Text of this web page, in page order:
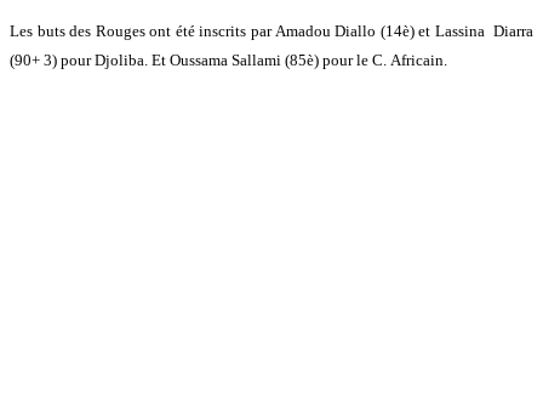
Les buts des Rougesont été inscrits par Amadou Diallo (14è) et Lassina Diarra
(90+ 3) pour Djoliba. Et Oussama Sallami (85è) pour le C. Africain.